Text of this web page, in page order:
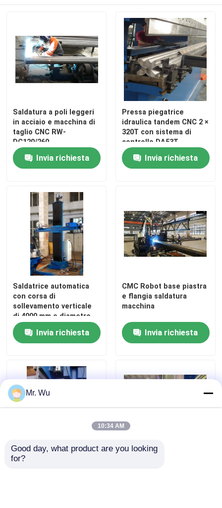
Palo che raddrizza macchina
Bobina d'acciaio che fende linea
Saldatrice robot
attrezzatura di zincatura a caldo
Saldatura a poli leggeri
in acciaio e macchina di
taglio CNC RW-
DC120/260
Invia richiesta
Pressa piegatrice
idraulica tandem CNC 2 ×
320T con sistema di
controllo DA53T
Invia richiesta
Saldatrice automatica
con corsa di
sollevamento verticale
di 4000 mm e diametro
applicabile di 700-4000
mm per saldatura di tubi
dell'acqua di grandi
Invia richiesta
CMC Robot base piastra
e flangia saldatura
macchina
Invia richiesta
Attrezzature di
Mr. Wu
10:34 AM
Good day, what product are you looking
for?